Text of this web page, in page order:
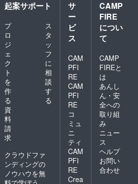
起案サポート
プ
ロ
ジ
ェ
ク
ト
を
作
る
ス
タ
ッ
フ
に
相
談
す
る
資
料
請
求
クラウドファ
ンディングの
ノウハウを無
サ
ー
ビ
ス
CAM
PFI
RE
CAM
PFI
RE
コ
ミュ
ニ
ティ
CAM
PFI
RE
Crea
CAMP
FIRE
につい
て
CAMP
FIREと
は
あんし
ん・安
全への
取り組
み
ニュー
ス
ヘルプ
お問い
合わせ